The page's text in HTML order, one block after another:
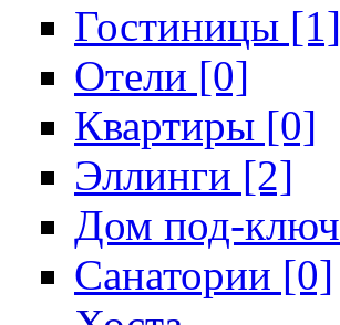
Гостиницы [1]
Отели [0]
Квартиры [0]
Эллинги [2]
Дом под-
Санатории [0]